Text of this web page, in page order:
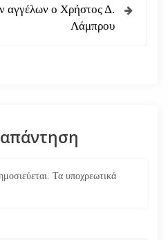
αγγέλων ο Χρήστος Δ.
Λάμπρου
Τα υποχρεωτικά